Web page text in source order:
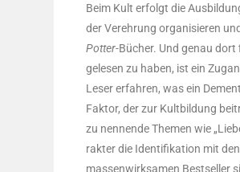
Beim Kult erfolgt die
der Ver­eh­rung orga­ni­sie­ren
Pot­ter-Bücher. Und genau
gele­sen zu haben, ist ein
Leser erfah­ren, was ein
Fak­tor, der zur Kult­bil­dung
zu nen­nen­de The­men wie
rak­ter die Iden­ti­fi­ka­ti­on mit
mas­sen­wirk­sa­men Best­sel­ler